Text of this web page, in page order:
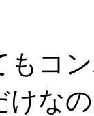
コ
けな